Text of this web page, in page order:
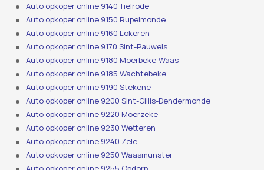
Auto opkoper online 9140 Tielrode
Auto opkoper online 9150 Rupelmonde
Auto opkoper online 9160 Lokeren
Auto opkoper online 9170 Sint-Pauwels
Auto opkoper online 9180 Moerbeke-Waas
Auto opkoper online 9185 Wachtebeke
Auto opkoper online 9190 Stekene
Auto opkoper online 9200 Sint-Gillis-Dendermonde
Auto opkoper online 9220 Moerzeke
Auto opkoper online 9230 Wetteren
Auto opkoper online 9240 Zele
Auto opkoper online 9250 Waasmunster